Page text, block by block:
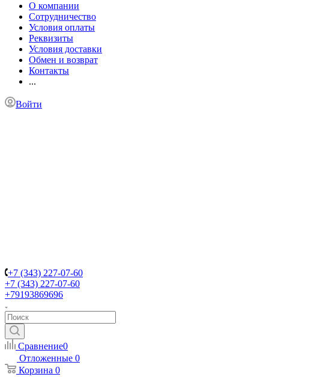
О компании
Сотрудничество
Условия оплаты
Реквизиты
Условия доставки
Обмен и возврат
Контакты
...
Войти
+7 (343) 227-07-60
+7 (343) 227-07-60
+79193869696
Сравнение0
Отложенные 0
Корзина 0